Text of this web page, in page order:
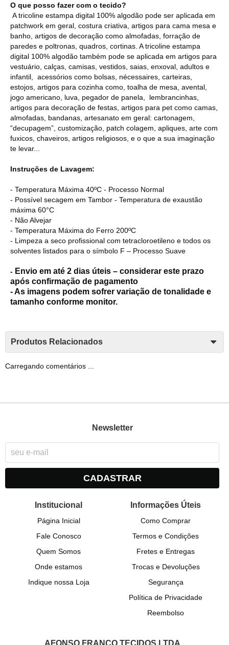
O que posso fazer com o tecido?
A tricoline estampa digital 100% algodão pode ser aplicada em
patchwork em geral, costura criativa, artigos para cama mesa e
banho, artigos de decoração como almofadas, forração de
paredes e poltronas, quadros, cortinas. A tricoline estampa
digital 100% algodão também pode se aplicada em artigos para
vestuário, calças, camisas, vestidos, saias, enxoval, adultos e
infantil, acessórios como bolsas, nécessaires, carteiras,
estojos, artigos para cozinha como, toalha de mesa, avental,
jogo americano, luva, pegador de panela, lembrancinhas,
artigos para decoração de festas, artigos para pet como camas,
almofadas, bandanas, artesanato em geral: cartonagem,
“decupagem”, customização, patch colagem, apliques, arte com
fuxicos, chaveiros, artigos religiosos, e o que a sua imaginação
te levar...
Instruções de Lavagem:
- Temperatura Máxima 40ºC - Processo Normal
- Possível secagem em Tambor - Temperatura de exaustão
máxima 60°C
- Não Alvejar
- Temperatura Máxima do Ferro 200ºC
- Limpeza a seco profissional com tetracloroetileno e todos os
solventes listados para o símbolo F – Processo Suave
- Envio em até 2 dias úteis – considerar este prazo
após confirmação de pagamento
- As imagens podem sofrer variação de tonalidade e
tamanho conforme monitor.
Produtos Relacionados
Carregando comentários ...
Newsletter
CADASTRAR
Institucional
Página Inicial
Fale Conosco
Quem Somos
Onde estamos
Indique nossa Loja
Informações Úteis
Como Comprar
Termos e Condições
Fretes e Entregas
Trocas e Devoluções
Segurança
Política de Privacidade
Reembolso
AFONSO FRANCO TECIDOS LTDA